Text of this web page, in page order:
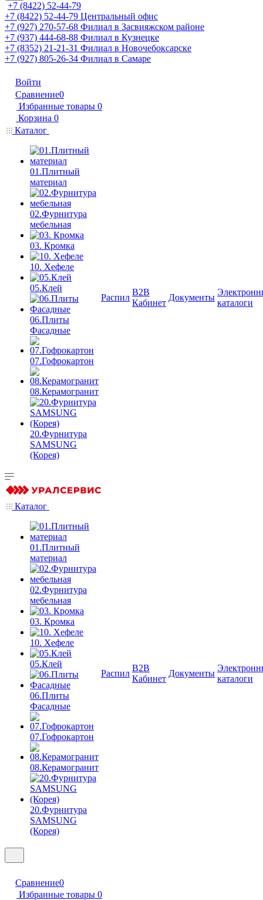
+7 (8422) 52-44-79
+7 (8422) 52-44-79 Центральный офис
+7 (927) 270-57-68 Филиал в Засвияжском районе
+7 (937) 444-68-88 Филиал в Кузнецке
+7 (8352) 21-21-31 Филиал в Новочебоксарске
+7 (927) 805-26-34 Филиал в Самаре
Войти
Сравнение0
Избранные товары 0
Корзина 0
Каталог
01.Плитный
материал
02.Фурнитура
мебельная
03. Кромка
10. Хефеле
05.Клей
06.Плиты
Фасадные
07.Гофрокартон
08.Керамогранит
20.Фурнитура
SAMSUNG
(Корея)
Распил
B2B
Кабинет
Документы
каталоги
Каталог
01.Плитный
материал
02.Фурнитура
мебельная
03. Кромка
10. Хефеле
05.Клей
06.Плиты
Фасадные
07.Гофрокартон
08.Керамогранит
20.Фурнитура
SAMSUNG
(Корея)
Распил
B2B
Кабинет
Документы
каталоги
Сравнение0
Избранные товары 0